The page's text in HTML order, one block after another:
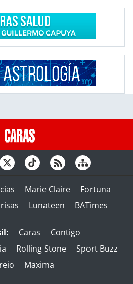
Marie Claire
Fortuna
Lunateen BATimes
Caras
Contigo
Rolling Stone
Sport Buzz
Maxima